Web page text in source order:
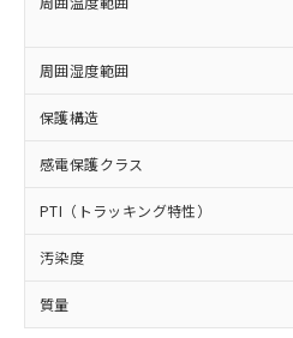
周囲湿度範囲
保護構造
感電保護クラス
PTI（トラッキング特性）
汚染度
質量
正式な納期状況お
様のお取引先、ま
ムロン制御機器販
オムロン制御機器
販売ネット
ください。
在庫状況および標
事前の承諾なく第
示しないようお願
マイパーツ機能（
ビス）をご利用い
メンバーズにご登
ル) (DEHP)(別名：DOP)
ルベンジル（BBP） 1000ppm
（DBP） 1000ppm以下、フ
(DIBP) 1000ppm以下
但し、RoHS指令で産業用監視
フタル酸エステル類の４物質
図的な使用がないことを確認
※2 対応予定月
部品在庫の切り替え状
月が前後することがあ
ル) : 1000ppm、
DEHP(フタル酸ビス(2-エチル
※2 環境保護使用期限
「ｅ」：有害物質（10物
準値以下であることを
「10」：通常の使用状
質が外部に漏えいし、
及ぼさない年数を意味
当社は規制貨物を
いよう必要な手段
当社は貴社製品を
ル、化学兵器、生
武器並びにこれら
使用いたしません。
当社は、貴社製品
場合は、上記1、2
該第三者に通知し
販売先および販売
り引きをいたしま
△ 一定数には満
在庫なし(最
いては、お客
たはお客様担
機器販売店・
認ください)
受注生産機種
情報を公開し